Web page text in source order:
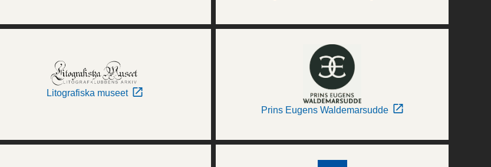
Litografiska museet
Prins Eugens Waldemarsudde